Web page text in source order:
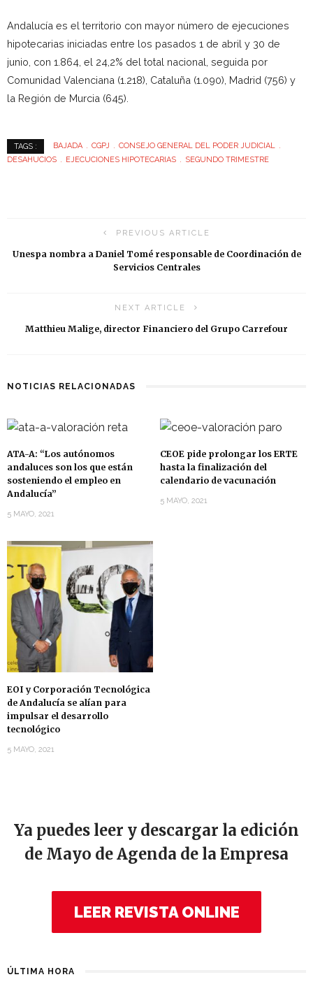
Andalucía es el territorio con mayor número de ejecuciones
hipotecarias iniciadas entre los pasados 1 de abril y 30 de
junio, con 1.864, el 24,2% del total nacional, seguida por
Comunidad Valenciana (1.218), Cataluña (1.090), Madrid (756) y
la Región de Murcia (645).
TAGS : BAJADA CGPJ
CONSEJO GENERAL DEL PODER JUDICIAL
DESAHUCIOS
EJECUCIONES HIPOTECARIAS SEGUNDO TRIMESTRE
PREVIOUS ARTICLE
Unespa nombra a Daniel Tomé responsable de Coordinación de
Servicios Centrales
NEXT ARTICLE
Matthieu Malige, director Financiero del Grupo Carrefour
NOTICIAS RELACIONADAS
ATA-A: “Los autónomos
andaluces son los que están
sosteniendo el empleo en
Andalucía”
5 MAYO, 2021
CEOE pide prolongar los ERTE
hasta la finalización del
calendario de vacunación
5 MAYO, 2021
EOI y Corporación Tecnológica
de Andalucía se alían para
impulsar el desarrollo
tecnológico
5 MAYO, 2021
Ya puedes leer y descargar la edición
de Mayo de Agenda de la Empresa
LEER REVISTA ONLINE
ÚLTIMA HORA